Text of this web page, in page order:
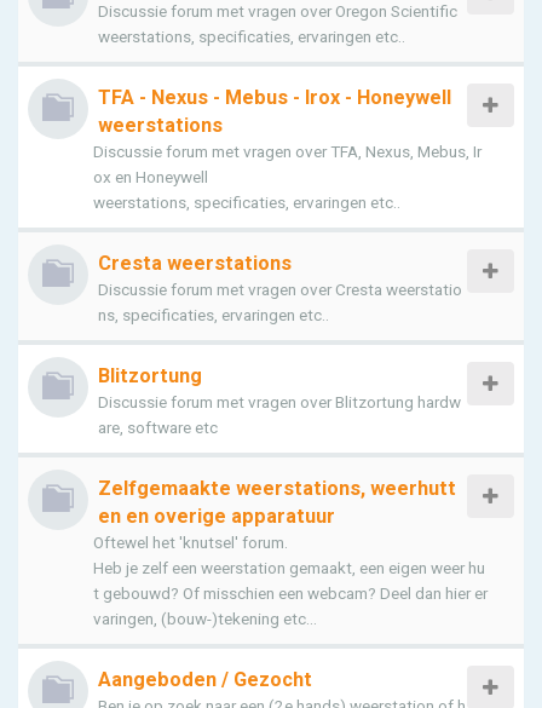
Discussie forum met vragen over Oregon Scientific
weerstations, specificaties, ervaringen etc..
TFA - Nexus - Mebus - Irox - Honeywell
weerstations
Discussie forum met vragen over TFA, Nexus, Mebus, Ir
ox en Honeywell
weerstations, specificaties, ervaringen etc..
Cresta weerstations
Discussie forum met vragen over Cresta weerstatio
ns, specificaties, ervaringen etc..
Blitzortung
Discussie forum met vragen over Blitzortung hardw
are, software etc
Zelfgemaakte weerstations, weerhutt
en en overige apparatuur
Oftewel het 'knutsel' forum.
Heb je zelf een weerstation gemaakt, een eigen weer hu
t gebouwd? Of misschien een webcam? Deel dan hier er
varingen, (bouw-)tekening etc...
Aangeboden / Gezocht